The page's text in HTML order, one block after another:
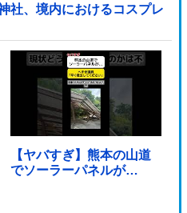
社、境内におけるコスプレ
【ヤバすぎ】熊本の山道
でソーラーパネルが…